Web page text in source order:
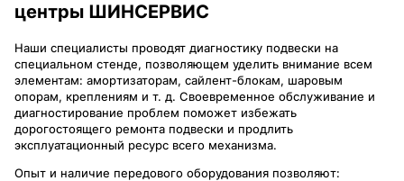
центры ШИНСЕРВИС
Наши специалисты проводят диагностику подвески на
специальном стенде, позволяющем уделить внимание всем
элементам: амортизаторам, сайлент-блокам, шаровым
опорам, креплениям и т. д. Своевременное обслуживание и
диагностирование проблем поможет избежать
дорогостоящего ремонта подвески и продлить
эксплуатационный ресурс всего механизма.
Опыт и наличие передового оборудования позволяют: